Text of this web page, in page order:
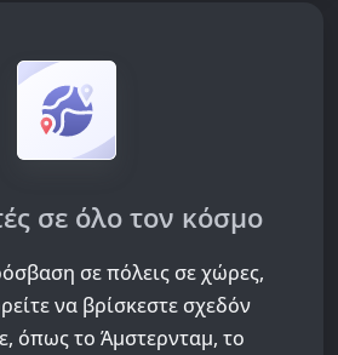
σε όλο τον κόσμο
σεπόλεις σεχώρες,
να βρίσκεστε σχεδόν
όπως το Άμστερνταμ, το